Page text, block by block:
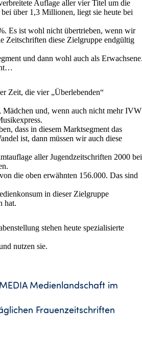
Auflage aller vier Titel um die
über 1,3 Millionen, liegt sie heute bei
Es ist wohl nicht übertrieben, wenn wir
Zeitschriften diese Zielgruppe endgültig
und dann wohl auch als
Zeit, die vier „Überlebenden“
Mädchen und, wenn auch nicht mehr IVW
dass in diesem Marktsegment das
ist, dann müssen wir auch diese
aller Jugendzeitschriften 2000 bei
die oben erwähnten 156.000. Das sind
in dieser Zielgruppe
hat.
stehen heute spezialisierte
nutzen sie.
Medienlandschaft im
Frauenzeitschriften